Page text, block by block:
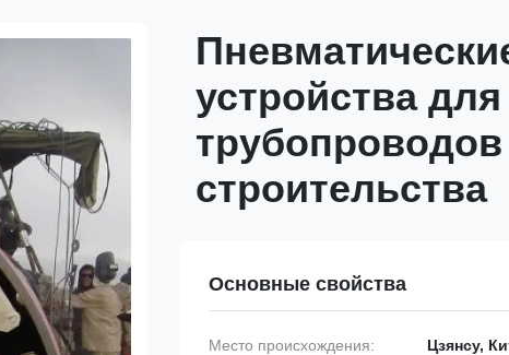
устройства
строительства
Основные свойства
Место происхождения: Цзянсу,